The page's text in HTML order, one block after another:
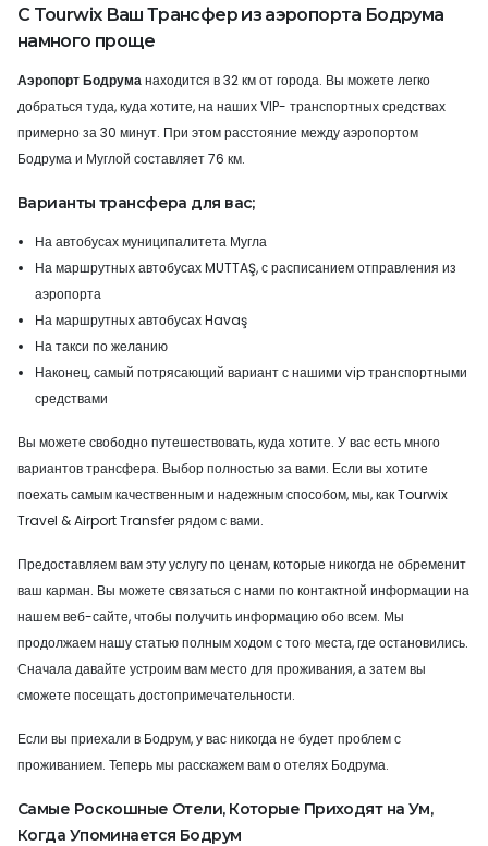
С Tourwix Ваш Трансфер из аэропорта Бодрума
намного проще
Аэропорт Бодруманаходится в 32 км от города. Вы можете легко
добраться туда, куда хотите, на наших VIP- транспортных средствах
примерно за 30 минут. При этом расстояние между аэропортом
Бодрума и Муглой составляет 76 км.
Варианты трансфера для вас;
На автобусах муниципалитета Мугла
На маршрутных автобусах MUTTAŞ, с расписанием отправления из
аэропорта
На маршрутных автобусах Havaş
На такси по желанию
Наконец, самый потрясающий вариант с нашими vip транспортными
средствами
Вы можете свободно путешествовать, куда хотите. У вас есть много
вариантов трансфера. Выбор полностью за вами. Если вы хотите
поехать самым качественным и надежным способом, мы, как Tourwix
Travel & Airport Transfer рядом с вами.
Предоставляем вам эту услугу по ценам, которые никогда не обременит
ваш карман. Вы можете связаться с нами по контактной информации на
нашем веб-сайте, чтобы получить информацию обо всем. Мы
продолжаем нашу статью полным ходом с того места, где остановились.
Сначала давайте устроим вам место для проживания, а затем вы
сможете посещать достопримечательности.
Если вы приехали в Бодрум, у вас никогда не будет проблем с
проживанием. Теперь мы расскажем вам о отелях Бодрума.
Самые Роскошные Отели, Которые Приходят на Ум,
Когда Упоминается Бодрум